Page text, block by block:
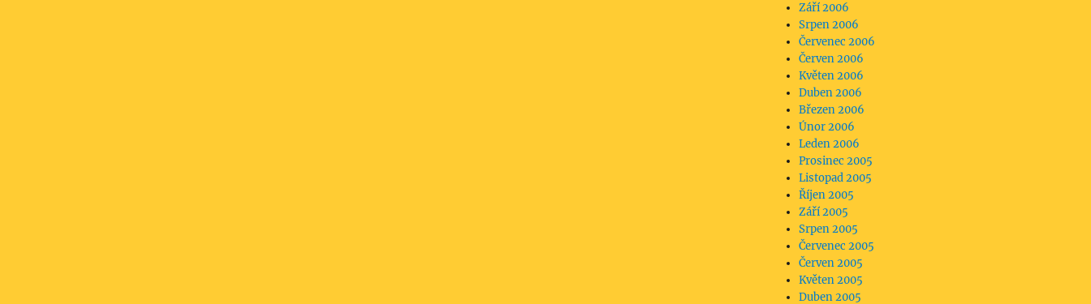
Září 2006
Srpen 2006
Červenec 2006
Červen 2006
Květen 2006
Duben 2006
Březen 2006
Únor 2006
Leden 2006
Prosinec 2005
Listopad 2005
Říjen 2005
Září 2005
Srpen 2005
Červenec 2005
Červen 2005
Květen 2005
Duben 2005